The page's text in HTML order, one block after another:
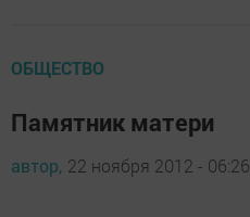
ОБЩЕСТВО
Памятник матери
автор, 22 ноября 2012 - 06:26